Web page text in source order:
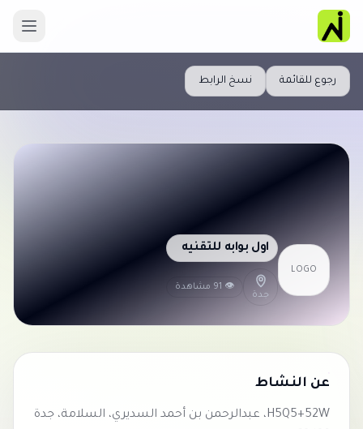
رجوع للقائمة نسخ الرابط
LOGO
اول بوابه للتقنيه
جدة
👁 91 مشاهدة
عن النشاط
H5Q5+52W، عبدالرحمن بن أحمد السديري، السلامة، جدة